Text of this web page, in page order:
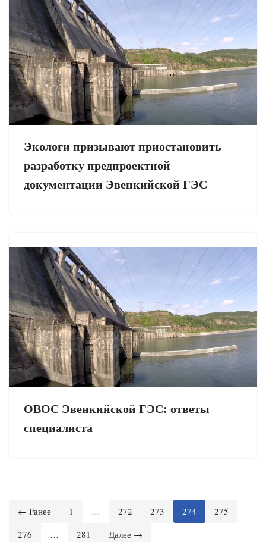
Экологи призывают приостановить
разработку предпроектной
документации Эвенкийской ГЭС
ОВОС Эвенкийской ГЭС: ответы
специалиста
← Ранее 1 … 272 273 274
275
276
… 281 Далее →